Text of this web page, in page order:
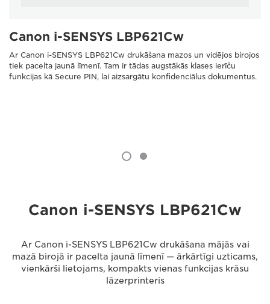
Canon i-SENSYS LBP621Cw
Ar Canon i-SENSYS LBP621Cw drukāšana mazos un vidējos birojos
tiek pacelta jaunā līmenī. Tam ir tādas augstākās klases ierīču
funkcijas kā Secure PIN, lai aizsargātu konfidenciālus dokumentus.
Canon i-SENSYS LBP621Cw
Ar Canon i-SENSYS LBP621Cw drukāšana mājās vai
mazā birojā ir pacelta jaunā līmenī — ārkārtīgi uzticams,
vienkārši lietojams, kompakts vienas funkcijas krāsu
lāzerprinteris